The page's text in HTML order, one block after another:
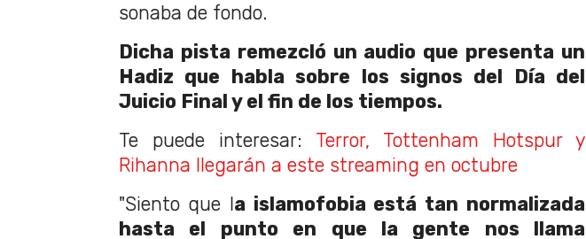
sonaba de fondo.
Dicha pista remezcló un audio que presenta un
Hadiz que habla sobre los signos del Día del
Juicio Final y el fin de los tiempos.
Te puede interesar: Terror, Tottenham Hotspur y
Rihanna llegarán a este streaming en octubre
"Siento que la islamofobia está tan normalizada
hasta el punto en que la gente nos llama